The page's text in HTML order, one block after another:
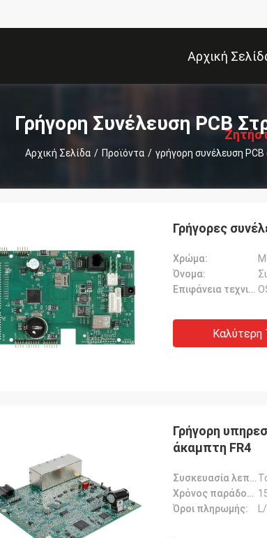
Αρχική
Γρήγορη Συνέλευση PCB
Αρχική Σελίδα / Προϊόντα / γρήγορη συνέλευση
Γρήγορες
Χρώμα:
Όνομα:
Επιφάνεια τεχνική:
Καλύτερη
Γρήγορη
άκαμπτη FR4
Συσκευασία λεπτομέρειες:
Χρόνος παράδοσης:
Όροι πληρωμής: